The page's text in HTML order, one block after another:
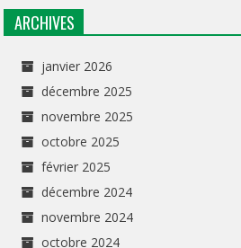
ARCHIVES
janvier 2026
décembre 2025
novembre 2025
octobre 2025
février 2025
décembre 2024
novembre 2024
octobre 2024